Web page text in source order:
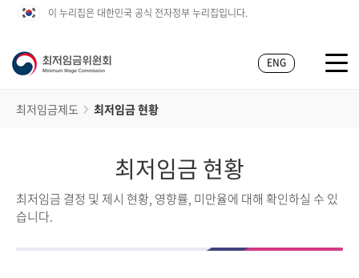
이 누리집은 대한민국 공식 전자정부 누리집입니다.
ENG
최저임금제도 최저임금 현황
최저임금 현황
최저임금 결정 및 제시 현황, 영향률, 미만율에 대해 확인하실 수 있
습니다.